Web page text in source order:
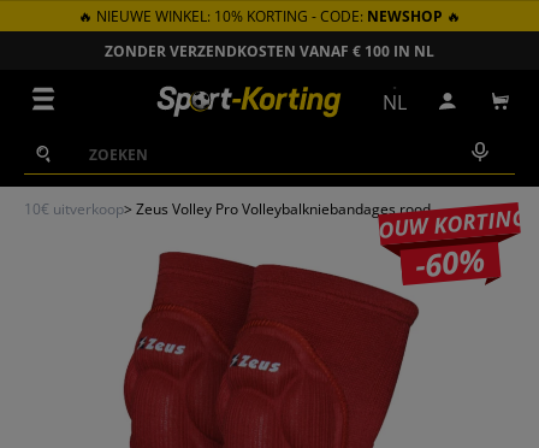
GA NAAR INHOUD
🔥 NIEUWE WINKEL: 10% KORTING - CODE: NEWSHOP 🔥
ZONDER VERZENDKOSTEN VANAF € 100 IN NL
Zoeken
Zoeken
NL Inloggen
10€ uitverkoop> Zeus Volley Pro Volleybalkniebandages roodJOUW KORTING
-60%